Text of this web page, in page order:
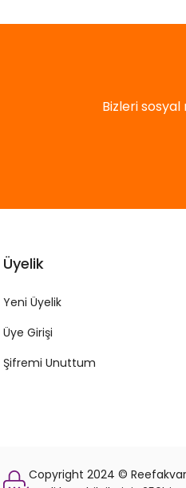
Bizleri sosyal
Üyelik
Yeni Üyelik
Üye Girişi
Şifremi Unuttum
Copyright 2024 ©